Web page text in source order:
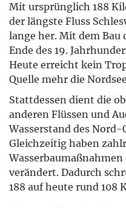
Mit ursprünglich 188
der längste Fluss
lange her. Mit dem Bau
Ende des 19.
Heute erreicht kein
Quelle mehr die
Stattdessen dient die
anderen Flüssen und
Wasserstand des
Gleichzeitig haben
verändert. Dadurch
188 auf heute rund 108